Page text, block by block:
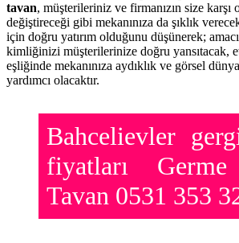
tavan, müşterileriniz ve firmanızın size karşı
değiştireceği gibi mekanınıza da şıklık
için doğru yatırım olduğunu düşünerek;
kimliğinizi müşterilerinize doğru yansıtacak,
eşliğinde mekanınıza aydıklık ve görsel
yardımcı olacaktır.
Bahcelievler
fiyatları
Tavan 0531 353